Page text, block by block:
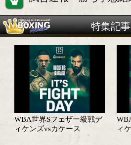
試
試合日程・勝ち
試合速報・勝ち
特